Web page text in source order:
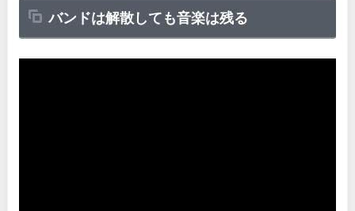
バンドは解散しても音楽は残る